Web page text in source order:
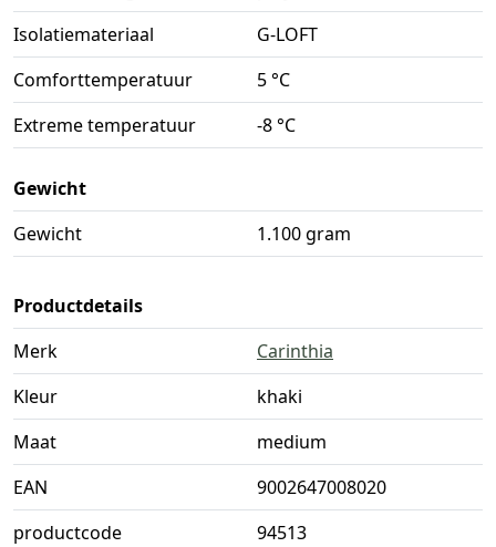
Isolatiemateriaal
G-LOFT
Comforttemperatuur
5 °C
Extreme temperatuur
-8 °C
Gewicht
Gewicht
1.100 gram
Productdetails
Merk
Carinthia
Kleur
khaki
Maat
medium
EAN
9002647008020
productcode
94513